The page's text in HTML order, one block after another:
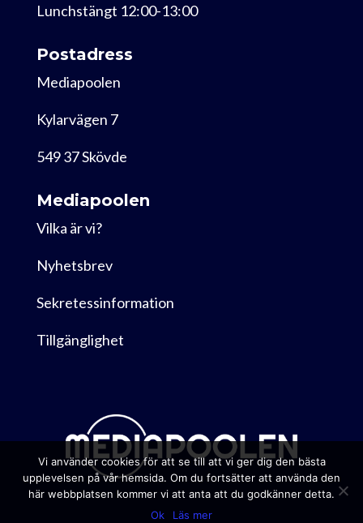
Lunchstängt 12:00-13:00
Postadress
Mediapoolen
Kylarvägen 7
549 37 Skövde
Mediapoolen
Vilka är vi?
Nyhetsbrev
Sekretessinformation
Tillgänglighet
Vi använder cookies för att se till att vi ger dig den bästa
upplevelsen på vår hemsida. Om du fortsätter att använda den
här webbplatsen kommer vi att anta att du godkänner detta.
Ok
Läs mer